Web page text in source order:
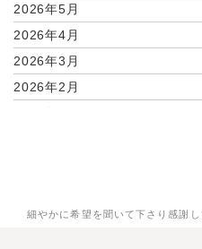
細やかに希望を聞いて下さり感謝し
2026年5月
2026年4月
2026年3月
2026年2月
2025年7月